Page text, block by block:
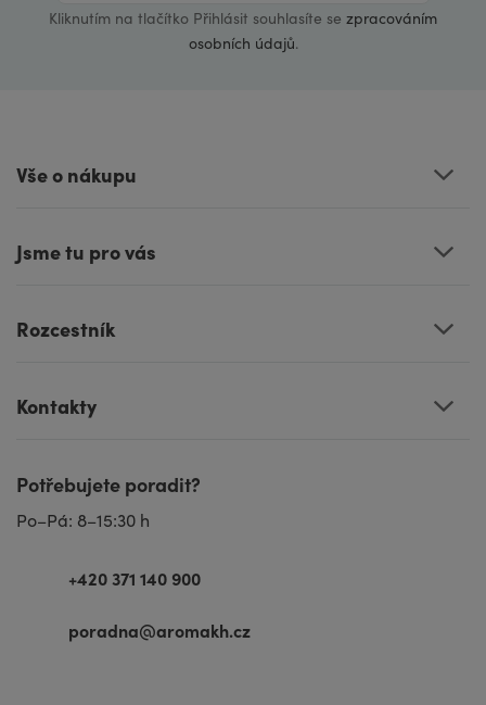
Kliknutím na tlačítko Přihlásit souhlasíte se zpracováním
osobních údajů.
Vše o nákupu
Jsme tu pro vás
Rozcestník
Kontakty
Potřebujete poradit?
Po–Pá: 8–15:30 h
+420 371 140 900
poradna@aromakh.cz